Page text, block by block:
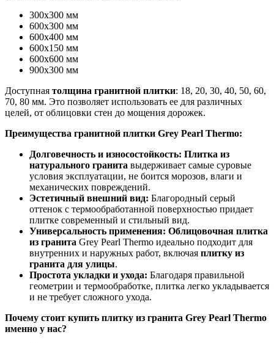
300х300 мм
600х300 мм
600х400 мм
600х150 мм
600х600 мм
900х300 мм
Доступная толщина гранитной плитки: 18, 20, 30, 40, 50, 60,
70, 80 мм. Это позволяет использовать ее для различных
целей, от облицовки стен до мощения дорожек.
Преимущества гранитной плитки Grey Pearl Thermo:
Долговечность и износостойкость: Плитка из
натурального гранита выдерживает самые суровые
условия эксплуатации, не боится морозов, влаги и
механических повреждений.
Эстетичный внешний вид: Благородный серый
оттенок с термообработанной поверхностью придает
плитке современный и стильный вид.
Универсальность применения: Облицовочная плитка
из гранита Grey Pearl Thermo идеально подходит для
внутренних и наружных работ, включая плитку из
гранита для улицы.
Простота укладки и ухода: Благодаря правильной
геометрии и термообработке, плитка легко укладывается
и не требует сложного ухода.
Почему стоит купить плитку из гранита Grey Pearl Thermo
именно у нас?